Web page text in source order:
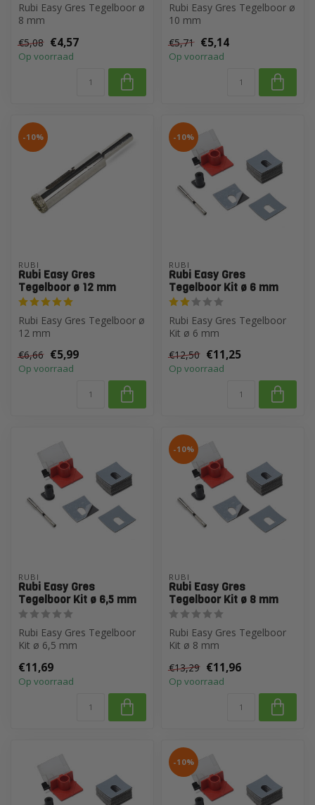
Rubi Easy Gres Tegelboor ø
8 mm
€5,08 €4,57
Op voorraad
Rubi Easy Gres Tegelboor ø
10 mm
€5,71 €5,14
Op voorraad
-10%
RUBI
Rubi Easy Gres
Tegelboor ø 12 mm
Rubi Easy Gres Tegelboor ø
12 mm
€6,66 €5,99
Op voorraad
-10%
RUBI
Rubi Easy Gres
Tegelboor Kit ø 6 mm
Rubi Easy Gres Tegelboor
Kit ø 6 mm
€12,50 €11,25
Op voorraad
RUBI
Rubi Easy Gres
Tegelboor Kit ø 6,5 mm
Rubi Easy Gres Tegelboor
Kit ø 6,5 mm
€11,69
Op voorraad
-10%
RUBI
Rubi Easy Gres
Tegelboor Kit ø 8 mm
Rubi Easy Gres Tegelboor
Kit ø 8 mm
€13,29 €11,96
Op voorraad
-10%